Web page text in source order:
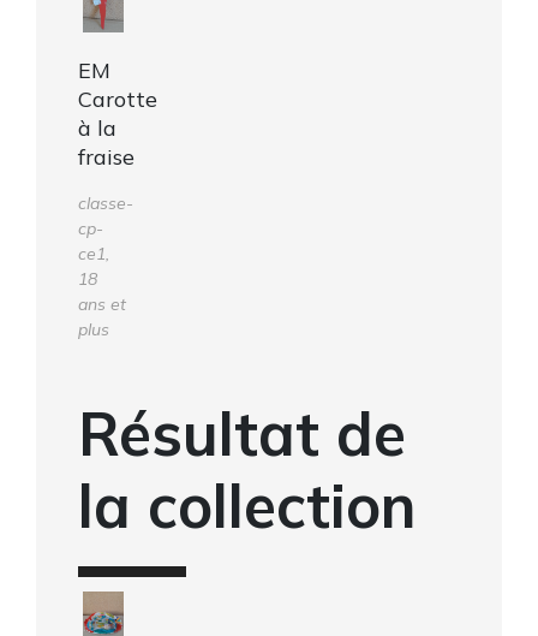
EM
Carotte
à la
fraise
classe-
cp-
ce1,
18
ans et
plus
Résultat de
la collection